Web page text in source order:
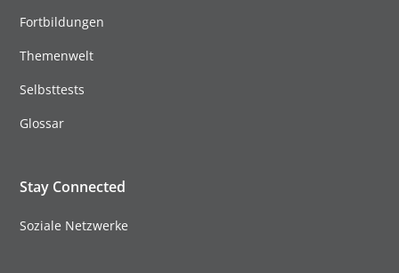
Fortbildungen
Themenwelt
Selbsttests
Glossar
Stay Connected
Soziale Netzwerke